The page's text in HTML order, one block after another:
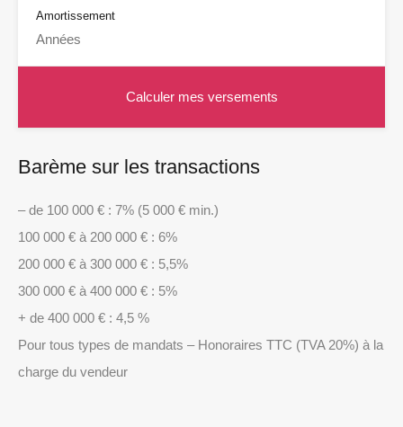
Amortissement
Barème sur les transactions
– de 100 000 € : 7% (5 000 € min.)
100 000 € à 200 000 € : 6%
200 000 € à 300 000 € : 5,5%
300 000 € à 400 000 € : 5%
+ de 400 000 € : 4,5 %
Pour tous types de mandats – Honoraires TTC (TVA 20%) à la
charge du vendeur